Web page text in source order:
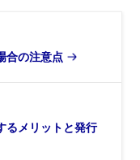
合の注意点
るメリットと発行